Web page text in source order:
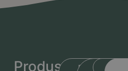
ProdusertBLI KJENT MED
BLI